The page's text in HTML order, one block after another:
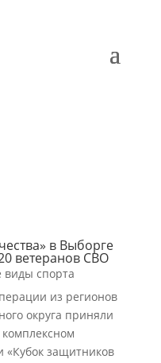
в Выборге
ветеранов СВО
виды спорта
из регионов
округа приняли
«Кубок защитников